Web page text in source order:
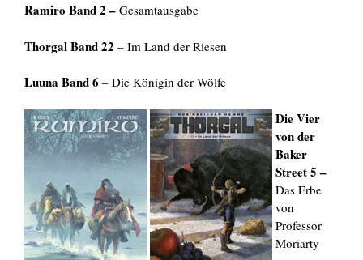
Ramiro Band 2 – Gesamtausgabe
Thorgal Band 22 – Im Land der Riesen
Luuna Band 6 – Die Königin der Wölfe
Die Vier
von der
Baker
Street 5 –
Das Erbe
von
Professor
Moriarty